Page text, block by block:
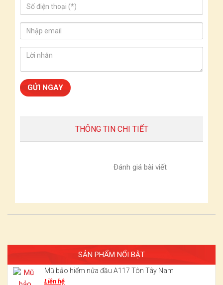
THÔNG TIN CHI TIẾT
Đánh giá bài viết
SẢN PHẨM NỔI BẬT
Mũ bảo hiểm nửa đầu A117 Tôn Tây Nam
Liên hệ